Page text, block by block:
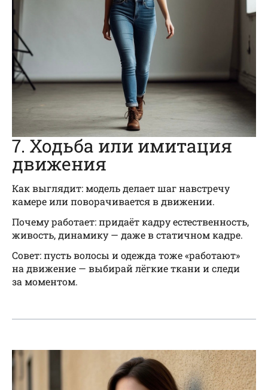
7. Ходьба или имитация
движения
Как выглядит: модель делает шаг навстречу
камере или поворачивается в движении.
Почему работает: придаёт кадру естественность,
живость, динамику — даже в статичном кадре.
Совет: пусть волосы и одежда тоже «работают»
на движение — выбирай лёгкие ткани и следи
за моментом.